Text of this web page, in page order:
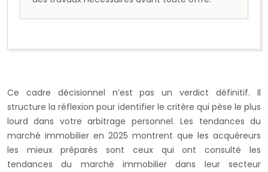
Ce cadre décisionnel n’est pas un verdict définitif. Il
structure la réflexion pour identifier le critère qui pèse le plus
lourd dans votre arbitrage personnel. Les tendances du
marché immobilier en 2025 montrent que les acquéreurs
les mieux préparés sont ceux qui ont consulté les
tendances du marché immobilier dans leur secteur